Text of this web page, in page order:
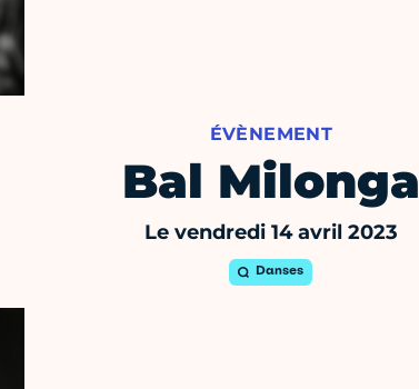
ÉVÈNEMENT
Bal Milonga
Le vendredi 14 avril 2023
Danses